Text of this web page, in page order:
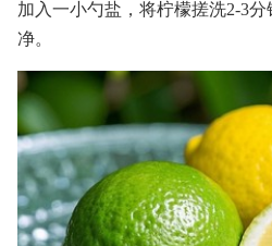
加入一小勺盐，将柠檬搓洗2-3
净。